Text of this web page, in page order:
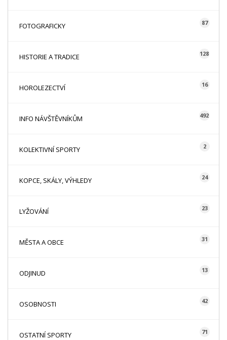
FOTOGRAFICKY 87
HISTORIE A TRADICE 128
HOROLEZECTVÍ 16
INFO NÁVŠTĚVNÍKŮM 492
KOLEKTIVNÍ SPORTY 2
KOPCE, SKÁLY, VÝHLEDY 24
LYŽOVÁNÍ 23
MĚSTA A OBCE 31
ODJINUD 13
OSOBNOSTI 42
OSTATNÍ SPORTY 71